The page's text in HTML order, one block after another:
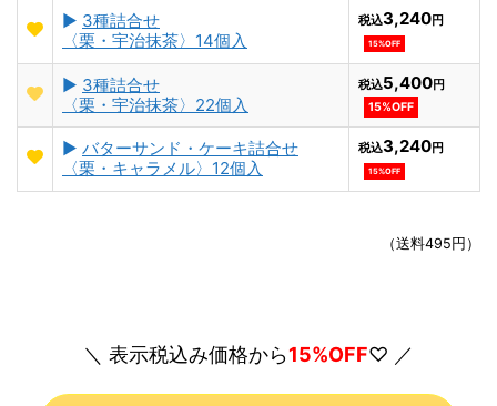
► 3種詰合せ
〈栗・宇治抹茶〉14個入
税込3,240円
15%OFF
► 3種詰合せ
〈栗・宇治抹茶〉22個入
税込5,400円
15%OFF
► バターサンド・ケーキ詰合せ
〈栗・キャラメル〉12個入
税込3,240円
15%OFF
（送料495円）
＼ 表示税込み価格から15%OFF♡ ／